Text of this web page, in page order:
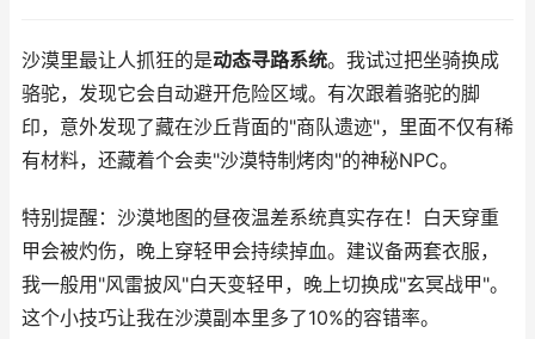
沙漠里最让人抓狂的是动态寻路系统。我试过把坐骑换成
骆驼，发现它会自动避开危险区域。有次跟着骆驼的脚
印，意外发现了藏在沙丘背面的"商队遗迹"，里面不仅有稀
有材料，还藏着个会卖"沙漠特制烤肉"的神秘NPC。
特别提醒：沙漠地图的昼夜温差系统真实存在！白天穿重
甲会被灼伤，晚上穿轻甲会持续掉血。建议备两套衣服，
我一般用"风雷披风"白天变轻甲，晚上切换成"玄冥战甲"。
这个小技巧让我在沙漠副本里多了10%的容错率。